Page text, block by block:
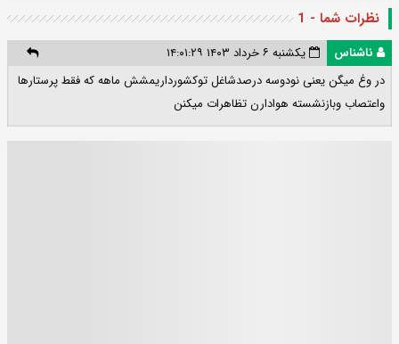
نظرات شما - 1
ناشناس
یکشنبه ۶ خرداد ۱۴۰۳ ۱۴:۰۱:۲۹
در وغ میگن یعنی نودوسه درصدشاغل توکشورداریمشش ماهه که فقط پرستارها
واعتصاب وبازنشسته هوادارن تظاهرات میکنن